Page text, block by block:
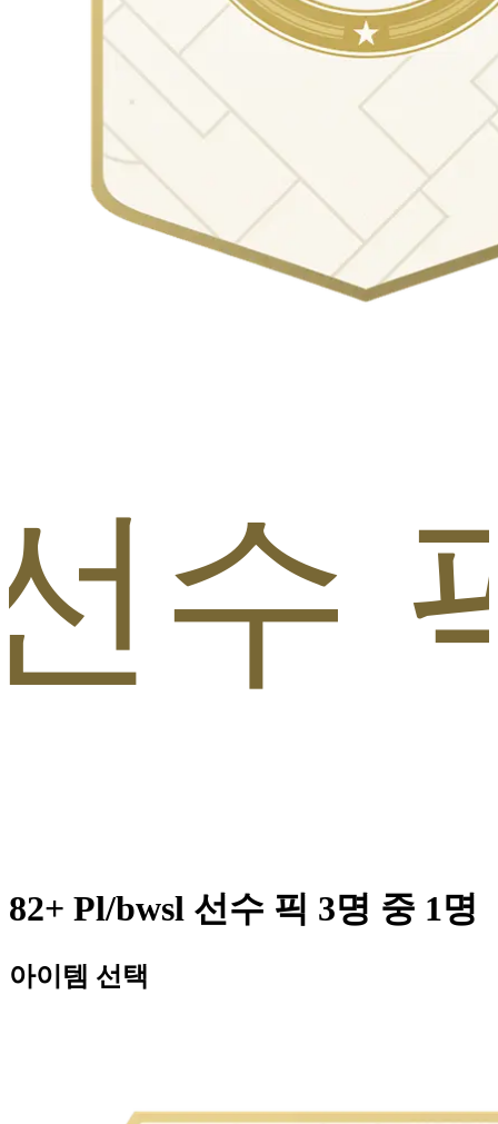
수
82+ Pl/bwsl 선수 픽 3명 중 1명
아이템 선택